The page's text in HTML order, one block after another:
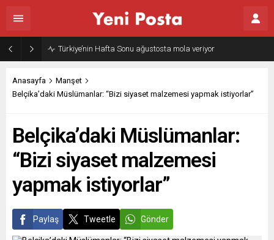
Gazze’nin geleceği: Teknokratik kontrol mü, kolonializm mi?
Anasayfa
Manşet
Belçika’daki Müslümanlar: “Bizi siyaset malzemesi yapmak istiyorlar”
Belçika’daki Müslümanlar:
“Bizi siyaset malzemesi
yapmak istiyorlar”
Paylaş Tweetle Gönder